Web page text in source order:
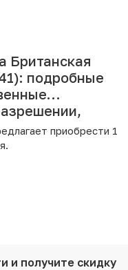
Британская
подробные
приобрести 1
и получите скидку